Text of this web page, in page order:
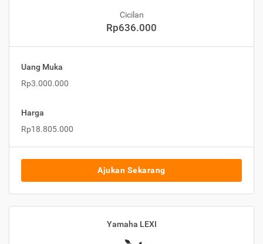
Cicilan
Rp636.000
Uang Muka
Rp3.000.000
Harga
Rp18.805.000
Ajukan Sekarang
Yamaha LEXI